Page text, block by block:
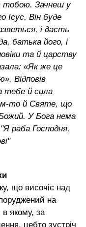
тобою. Зачнеш у
Ісус. Він буде
і дасть
батька його, і
та й царству
«Як же це
Відповів
тебе й сила
то й Святе, що
У Бога нема
раба Господня,
що височіє над
на
в якому, за
цебто зустріч